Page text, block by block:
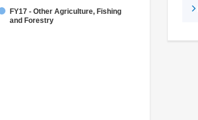
FY17 - Other Agriculture, Fishing
and Forestry